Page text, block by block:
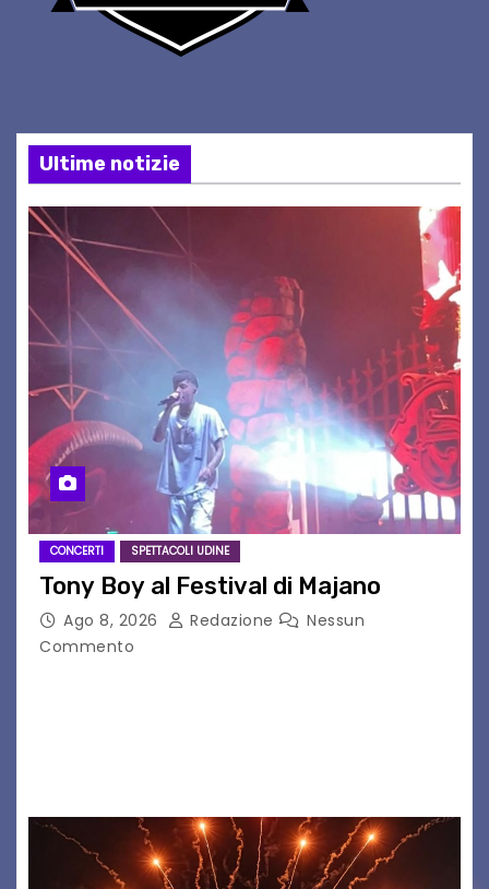
Ultime notizie
CONCERTI SPETTACOLI UDINE
Tony Boy al Festival di Majano
Ago 8, 2026 Redazione
Nessun
Commento